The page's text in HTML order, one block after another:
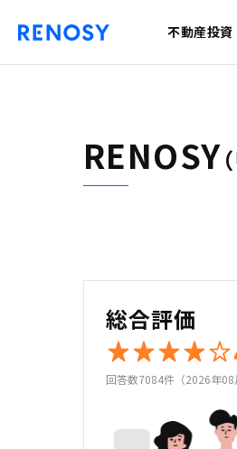
不動産投資
RENOSY
総合評価
回答数7084件（2026年08